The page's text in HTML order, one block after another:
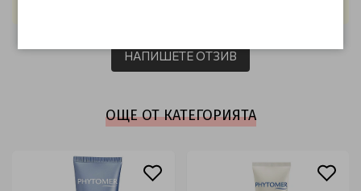
НАПИШЕТЕ ОТЗИВ
ОЩЕ ОТ КАТЕГОРИЯТА